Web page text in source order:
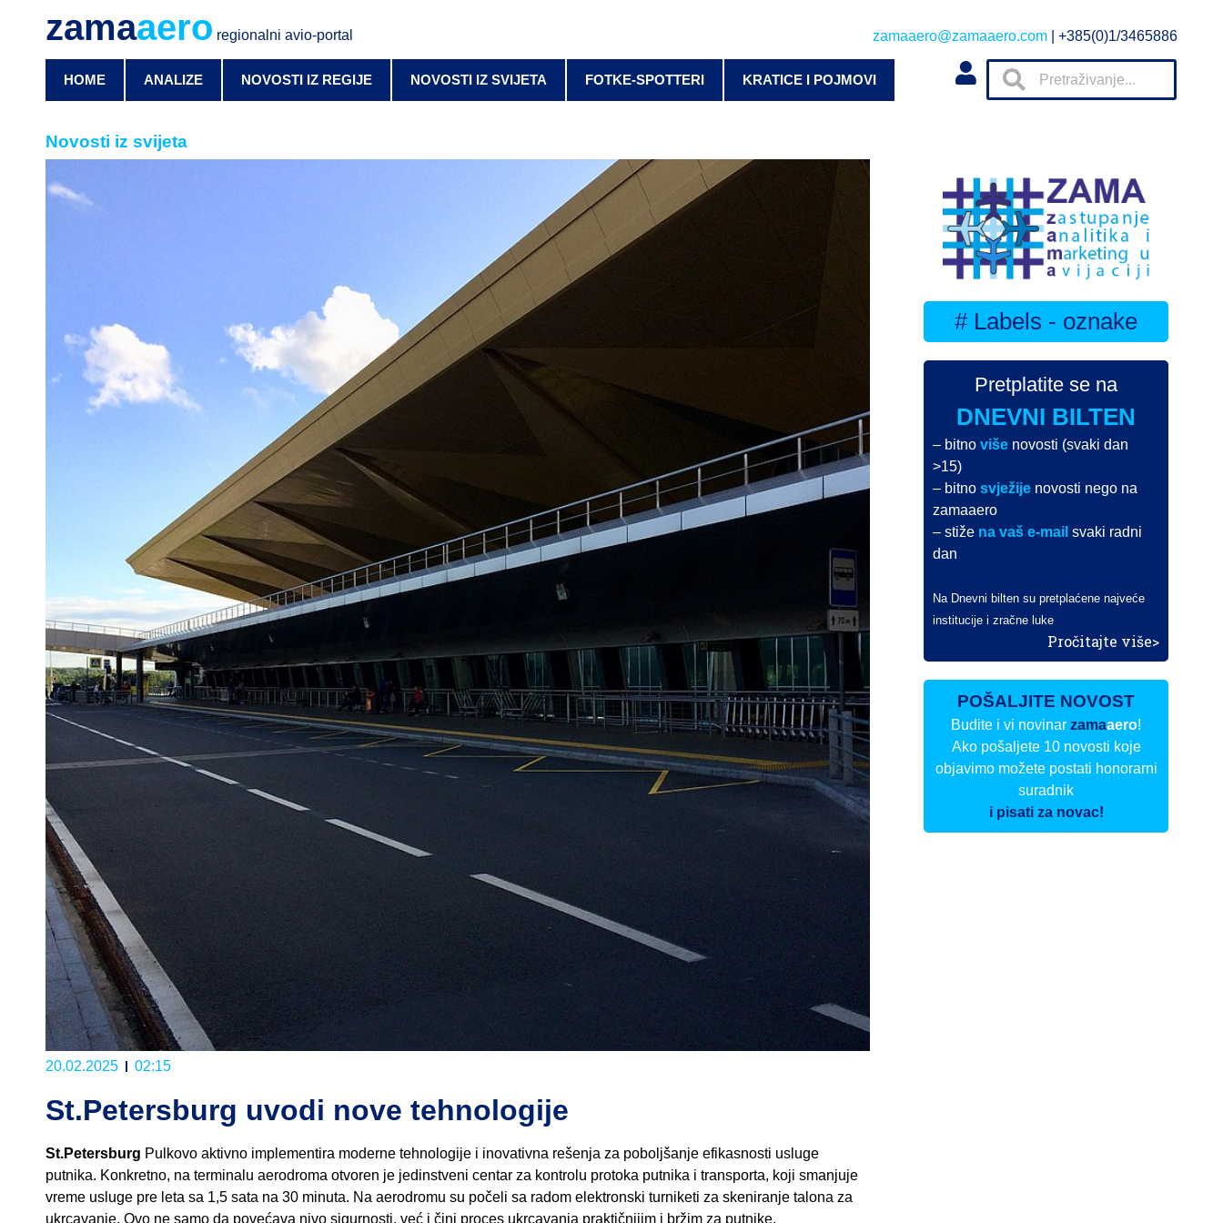
zamaaero regionalni avio-portal zamaaero@zamaaero.com | +385(0)1/3465886
HOME ANALIZE NOVOSTI IZ REGIJE NOVOSTI IZ SVIJETA FOTKE-SPOTTERI KRATICE I POJMOVI
Novosti iz svijeta
20.02.2025 02:15
St.Petersburg uvodi nove tehnologije
St.Petersburg Pulkovo aktivno implementira moderne tehnologije i inovativna rešenja za poboljšanje efikasnosti usluge
putnika. Konkretno, na terminalu aerodroma otvoren je jedinstveni centar za kontrolu protoka putnika i transporta, koji smanjuje
vreme usluge pre leta sa 1,5 sata na 30 minuta. Na aerodromu su počeli sa radom elektronski turniketi za skeniranje talona za
ukrcavanje. Ovo ne samo da povećava nivo sigurnosti, već i čini proces ukrcavanja praktičnijim i bržim za putnike.
# Labels - oznake
Pretplatite se na
DNEVNI BILTEN
– bitnoviše novosti (svaki dan
>15)
– bitnosvježije novosti nego na
zamaaero
– stiže na vaš e-mail svaki radni
dan
Na Dnevni bilten su pretplaćene najveće
institucije i zračne luke
Pročitajte više>
POŠALJITE NOVOST
Budite i vi novinarzamaaero!
Ako pošaljete 10 novosti koje
objavimo možete postati honorarni
suradnik
i pisati za novac!